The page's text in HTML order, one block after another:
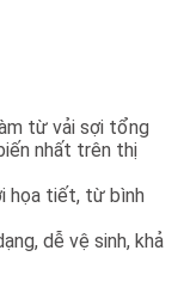
từ vải sợi tổng
nhất trên thị
họa tiết, từ bình
dễ vệ sinh, khả